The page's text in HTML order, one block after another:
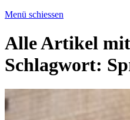
Menü schiessen
Alle Artikel
Schlagwort: